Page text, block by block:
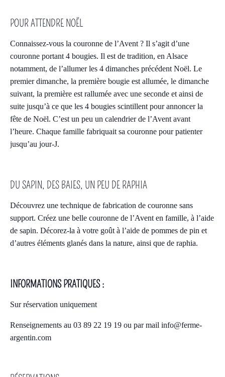
POUR ATTENDRE NOËL
Connaissez-vous la couronne de l’Avent ? Il s’agit d’une
couronne portant 4 bougies. Il est de tradition, en Alsace
notamment, de l’allumer les 4 dimanches précédent Noël. Le
premier dimanche, la première bougie est allumée, le dimanche
suivant, la première est rallumée avec une seconde et ainsi de
suite jusqu’à ce que les 4 bougies scintillent pour annoncer la
fête de Noël. C’est un peu un calendrier de l’Avent avant
l’heure. Chaque famille fabriquait sa couronne pour patienter
jusqu’au jour-J.
DU SAPIN, DES BAIES, UN PEU DE RAPHIA
Découvrez une technique de fabrication de couronne sans
support. Créez une belle couronne de l’Avent en famille, à l’aide
de sapin. Décorez-la à votre goût à l’aide de pommes de pin et
d’autres éléments glanés dans la nature, ainsi que de raphia.
INFORMATIONS PRATIQUES :
Sur réservation uniquement
Renseignements au 03 89 22 19 19 ou par mail info@ferme-
argentin.com